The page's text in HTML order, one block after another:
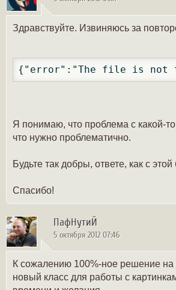
Здравствуйте. Извиняюсь за
{"error":"The file is not
Я понимаю, что проблема с какой-
что нужно проблематично.
Будьте так добры, ответе, как с
Спасибо!
ПафНутиЙ
5 октября 2012 07:46
К сожалению 100%-ное решение на
новый класс для работы с